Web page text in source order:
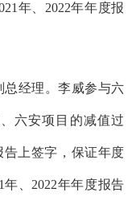
年、2022年年度报
总经理。李威参与六
六安项目的减值过
告上签字 ， 保证年度
年、2022年年度报告